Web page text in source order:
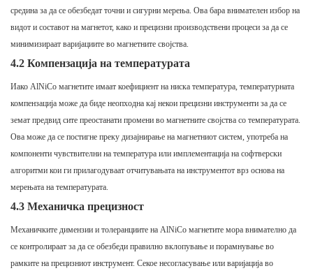
средина за да се обезбедат точни и сигурни мерења. Ова бара внимателен избор на
видот и составот на магнетот, како и прецизни производствени процеси за да се
минимизираат варијациите во магнетните својства.
4.2 Компензација на температурата
Иако AlNiCo магнетите имаат коефициент на ниска температура, температурната
компензација може да биде неопходна кај некои прецизни инструменти за да се
земат предвид сите преостанати промени во магнетните својства со температурата.
Ова може да се постигне преку дизајнирање на магнетниот систем, употреба на
компоненти чувствителни на температура или имплементација на софтверски
алгоритми кои ги прилагодуваат отчитувањата на инструментот врз основа на
мерењата на температурата.
4.3 Механичка прецизност
Механичките димензии и толеранциите на AlNiCo магнетите мора внимателно да
се контролираат за да се обезбеди правилно вклопување и порамнување во
рамките на прецизниот инструмент. Секое несогласување или варијација во